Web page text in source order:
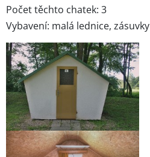
Počet těchto chatek: 3
Vybavení: malá lednice, zásuvky